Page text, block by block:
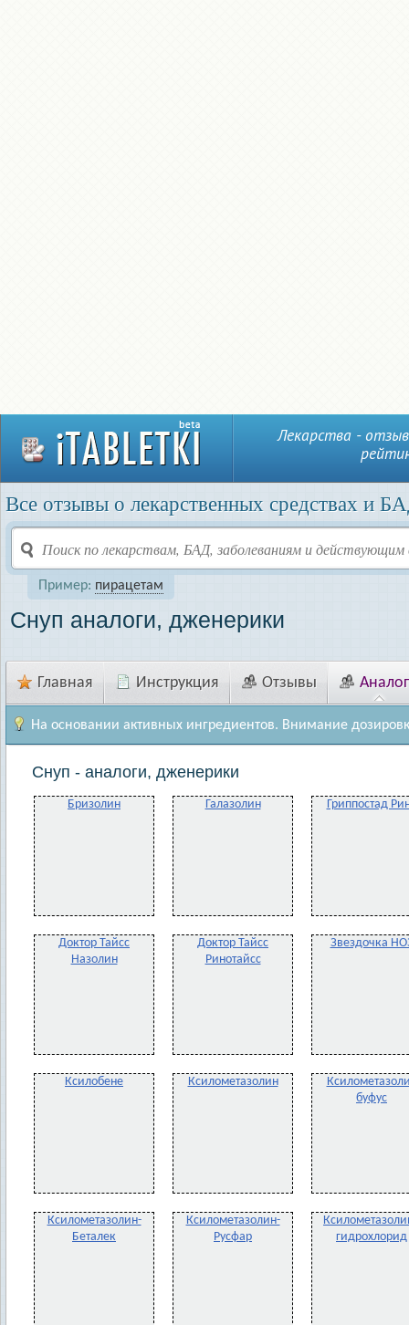
Лекарства -
Все отзывы о лекарственных средствах и
Пример: пирацетам
Снуп аналоги, дженерики
Главная Инструкция Отзывы
На основании активных ингредиентов. Внимание
Снуп - аналоги, дженерики
Бризолин Галазолин Гриппостад
Доктор Тайсс
Назолин
Доктор Тайсс
Ринотайсс
Звездочка
Ксилобене Ксилометазолин
буфус
Ксилометазолин-
Беталек
Ксилометазолин-
Русфар
гидрохлорид